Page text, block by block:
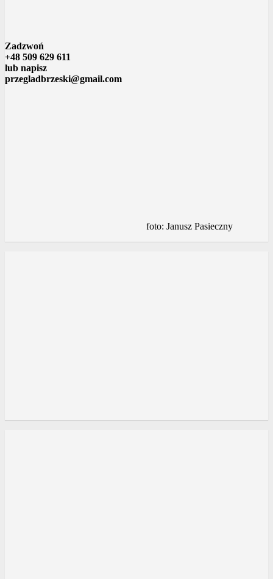
Zadzwoń
+48 509 629 611
lub napisz
przegladbrzeski@gmail.com
foto: Janusz Pasieczny